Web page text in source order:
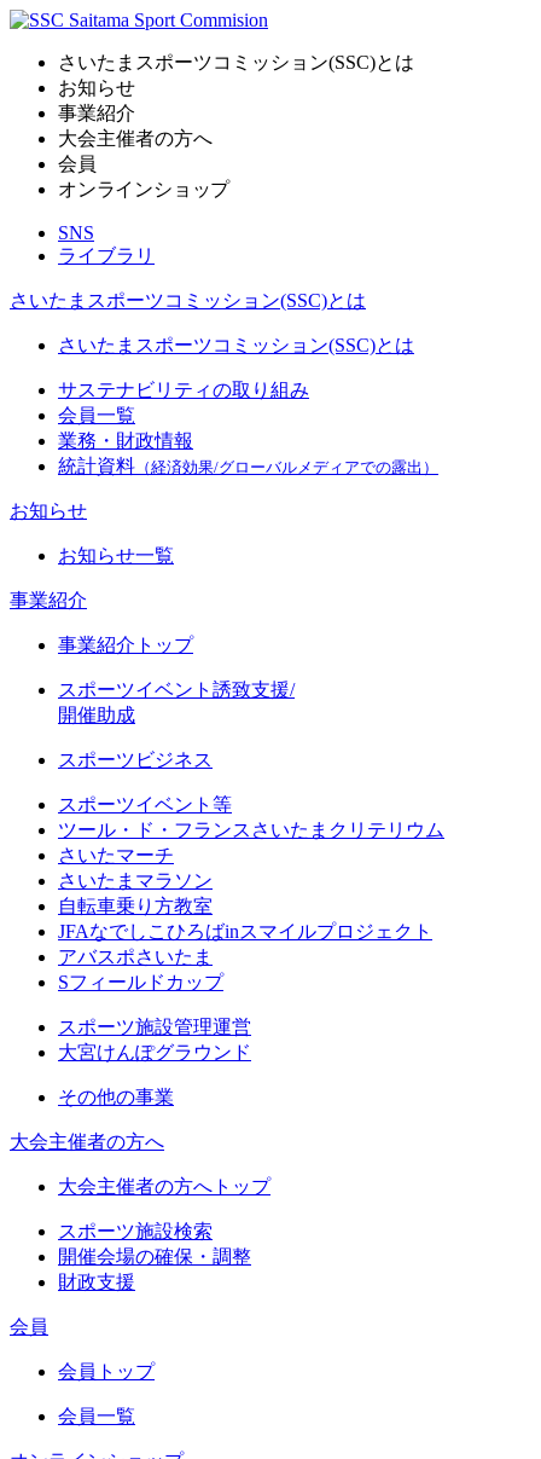
さいたまスポーツコミッション(SSC)とは
お知らせ
事業紹介
大会主催者の方へ
会員
オンラインショップ
SNS
ライブラリ
さいたまスポーツコミッション(SSC)とは
さいたまスポーツコミッション(SSC)とは
サステナビリティの取り組み
会員一覧
業務・財政情報
統計資料 （経済効果/グローバルメディアでの露出）
お知らせ
お知らせ一覧
事業紹介
事業紹介トップ
スポーツイベント誘致支援/
開催助成
スポーツビジネス
スポーツイベント等
ツール・ド・フランスさいたまクリテリウム
さいたマーチ
さいたまマラソン
自転車乗り方教室
JFAなでしこひろばinスマイルプロジェクト
アバスポさいたま
Sフィールドカップ
スポーツ施設管理運営
大宮けんぽグラウンド
その他の事業
大会主催者の方へ
大会主催者の方へトップ
スポーツ施設検索
開催会場の確保・調整
財政支援
会員
会員トップ
会員一覧